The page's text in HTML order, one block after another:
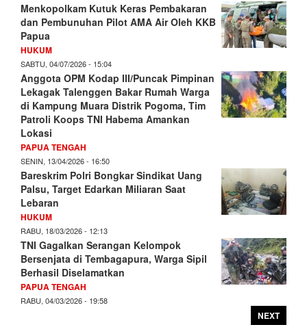
Menkopolkam Kutuk Keras Pembakaran
dan Pembunuhan Pilot AMA Air Oleh KKB
Papua
HUKUM
SABTU, 04/07/2026 - 15:04
Anggota OPM Kodap III/Puncak Pimpinan
Lekagak Talenggen Bakar Rumah Warga
di Kampung Muara Distrik Pogoma, Tim
Patroli Koops TNI Habema Amankan
Lokasi
PAPUA TENGAH
SENIN, 13/04/2026 - 16:50
Bareskrim Polri Bongkar Sindikat Uang
Palsu, Target Edarkan Miliaran Saat
Lebaran
HUKUM
RABU, 18/03/2026 - 12:13
TNI Gagalkan Serangan Kelompok
Bersenjata di Tembagapura, Warga Sipil
Berhasil Diselamatkan
PAPUA TENGAH
RABU, 04/03/2026 - 19:58
NEXT